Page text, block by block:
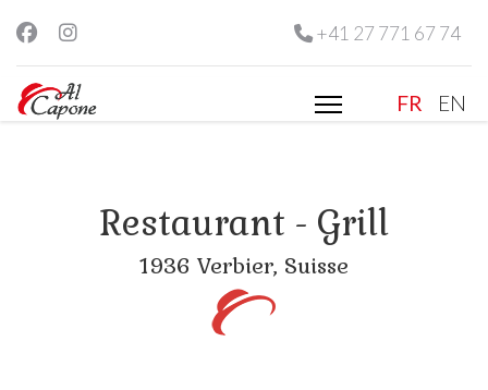
+41 27 771 67 74
Select
FR EN
Restaurant - Grill
1936 Verbier, Suisse